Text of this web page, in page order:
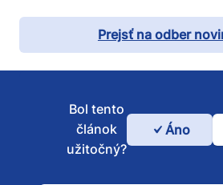
Prejsť na odber
Bol
Bol tento
článok
užitočný?
Áno